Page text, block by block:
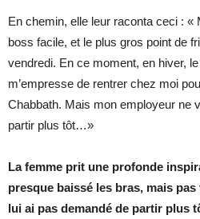
En chemin, elle leur raconta ceci : «
boss facile, et le plus gros point de
vendredi. En ce moment, en hiver,
m’empresse de rentrer chez moi
Chabbath. Mais mon employeur ne
partir plus tôt…»
La femme prit une profonde
presque baissé les bras, mais
lui ai pas demandé de partir plus